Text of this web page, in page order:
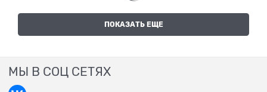
ПОКАЗАТЬ ЕЩЕ
МЫ В СОЦ СЕТЯХ